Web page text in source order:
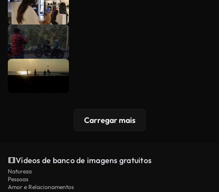
Carregar mais
Vídeos de banco de imagens gratuitos
Natureza
Pessoas
Amor e Relacionamentos